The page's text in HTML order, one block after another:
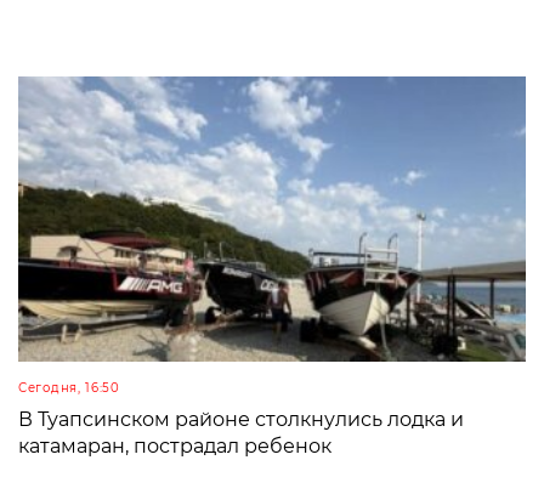
Сегодня, 16:50
В Туапсинском районе столкнулись лодка и
катамаран, пострадал ребенок